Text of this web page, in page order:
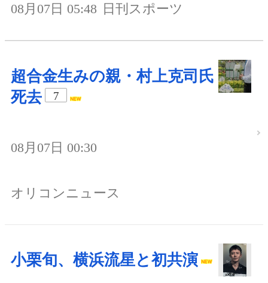
08月07日 05:48 日刊スポーツ
超合金生みの親・村上克司氏
死去
7
08月07日 00:30
オリコンニュース
小栗旬、横浜流星と初共演